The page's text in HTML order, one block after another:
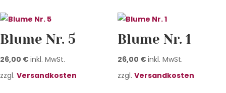
Blume Nr. 5
26,00 €inkl. MwSt.
zzgl. Versandkosten
Blume Nr. 1
26,00 €inkl. MwSt.
zzgl. Versandkosten